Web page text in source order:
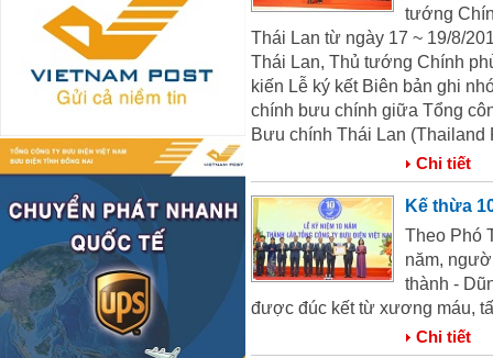
tướng
Thái Lan từ ngày 17 ~ 19/8/
Thái Lan, Thủ tướng Chính
kiến Lễ ký kết Biên bản ghi
chính bưu chính giữa Tổng
Bưu chính Thái Lan (Thailand
Chi tiết
Kế thừa
Theo Phó
năm,
thành -
được đúc kết từ xương máu,
Chi tiết